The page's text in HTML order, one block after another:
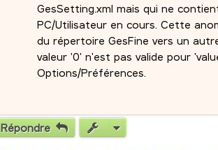
GesSetting.xml mais qui ne
PC/Utilisateur en cours. Cette
du répertoire GesFine vers un
valeur '0' n'est pas valide pour
Options/Préférences.
Répondre